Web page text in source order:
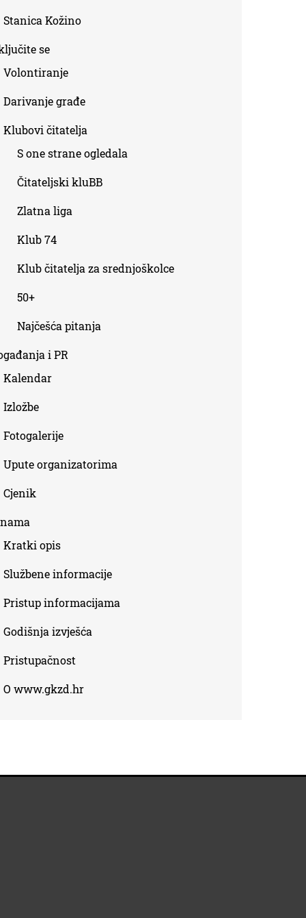
Stanica Kožino
se
Volontiranje
Darivanje građe
Klubovi čitatelja
S one strane ogledala
Čitateljski kluBB
Zlatna liga
Klub 74
Klub čitatelja za srednjoškolce
50+
Najčešća pitanja
i PR
Kalendar
Izložbe
Fotogalerije
Upute organizatorima
Cjenik
Kratki opis
Službene informacije
Pristup informacijama
Godišnja izvješća
Pristupačnost
O www.gkzd.hr